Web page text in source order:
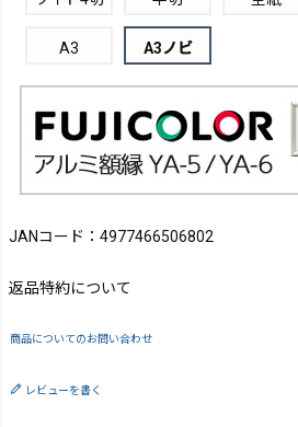
A3 A3ノビ
JANコード：4977466506802
返品特約について
商品についてのお問い合わせ
レビューを書く